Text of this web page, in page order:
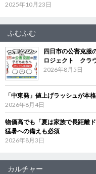
2025年10月23日
ふむふむ
四日市の公害克服
ロジェクト クラ
2026年8月5日
「中東発」値上げラッシュが
2026年8月4日
物価高でも「夏は家族で長距離
猛暑への備えも必須
2026年8月3日
カルチャー